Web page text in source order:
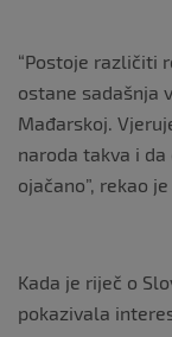
“Postoje različiti
ostane sadašnja
Mađarskoj.
naroda takva i
ojačano”, rekao
Kada je riječ o
pokazivala